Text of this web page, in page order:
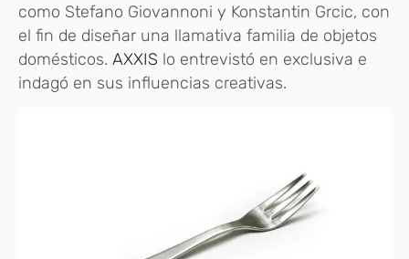
como Stefano Giovannoni y Konstantin Grcic, con
el fin de diseñar una llamativa familia de objetos
domésticos. AXXIS lo entrevistó en exclusiva e
indagó en sus influencias creativas.